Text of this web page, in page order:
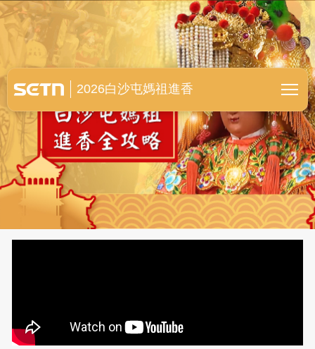
白沙屯媽祖進香全紀錄
2026白沙屯媽祖進香